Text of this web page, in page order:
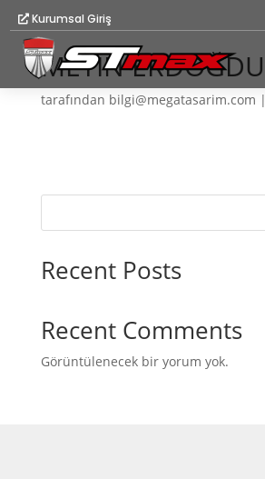
Kurumsal Giriş
METİN ERDOĞDU
tarafından bilgi@megatasarim.com |
Recent Posts
Recent Comments
Görüntülenecek bir yorum yok.